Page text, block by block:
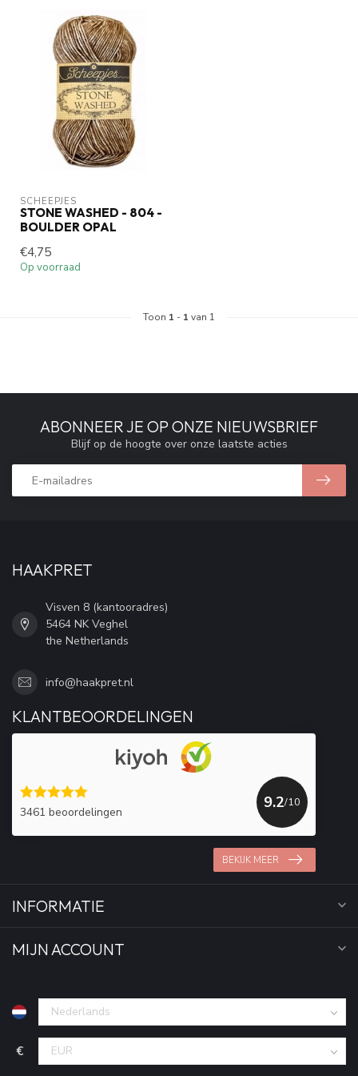
SCHEEPJES
STONE WASHED - 804 -
BOULDER OPAL
€4,75
Op voorraad
Toon 1 - 1 van 1
ABONNEER JE OP ONZE NIEUWSBRIEF
Blijf op de hoogte over onze laatste acties
HAAKPRET
Visven 8 (kantooradres)
5464 NK Veghel
the Netherlands
info@haakpret.nl
KLANTBEOORDELINGEN
3461 beoordelingen
9.2/10
BEKIJK MEER
INFORMATIE
MIJN ACCOUNT
€